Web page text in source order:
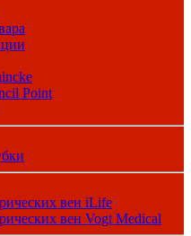
Point
вен iLife
вен Vogt Medical